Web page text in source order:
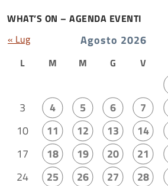
WHAT’S ON – AGENDA EVENTI
Agosto 2026
L M M G V
3
4 5 6 7
10
11 12 13 14
17
18 19 20 21
24
25 26 27 28
« Lug